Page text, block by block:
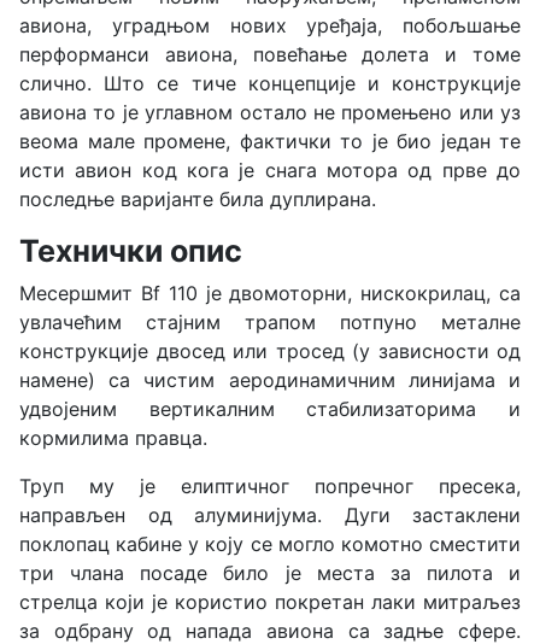
авиона, уградњом нових уређаја, побољшање
перформанси авиона, повећање долета и томе
слично. Што се тиче концепције и конструкције
авиона то је углавном остало не промењено или уз
веома мале промене, фактички то је био један те
исти авион код кога је снага мотора од прве до
последње варијанте била дуплирана.
Технички опис
Месершмит Bf 110 је двомоторни, нискокрилац, са
увлачећим стајним трапом потпуно металне
конструкције двосед или тросед (у зависности од
намене) са чистим аеродинамичним линијама и
удвојеним вертикалним стабилизаторима и
кормилима правца.
Труп му је елиптичног попречног пресека,
направљен од алуминијума. Дуги застаклени
поклопац кабине у коју се могло комотно сместити
три члана посаде било је места за пилота и
стрелца који је користио покретан лаки митраљез
за одбрану од напада авиона са задње сфере.